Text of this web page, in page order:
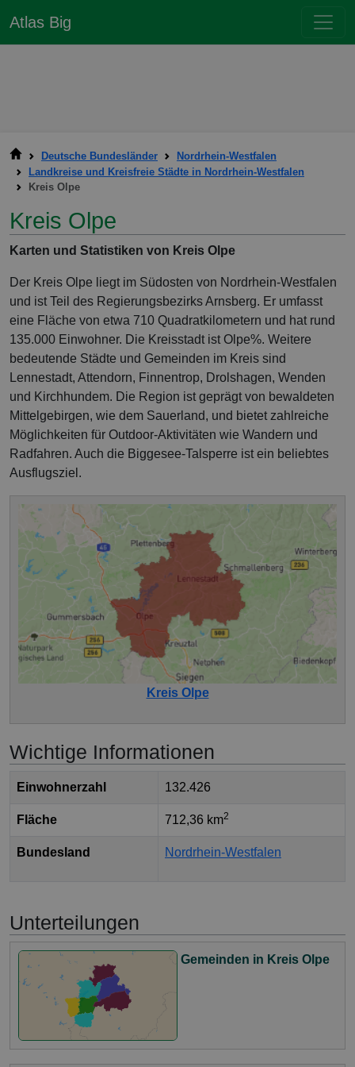
Atlas Big
Deutsche Bundesländer
Nordrhein-Westfalen
Landkreise und Kreisfreie Städte in Nordrhein-Westfalen
Kreis Olpe
Kreis Olpe
Karten und Statistiken von Kreis Olpe
Der Kreis Olpe liegt im Südosten von Nordrhein-Westfalen
und ist Teil des Regierungsbezirks Arnsberg. Er umfasst
eine Fläche von etwa 710 Quadratkilometern und hat rund
135.000 Einwohner. Die Kreisstadt ist Olpe%. Weitere
bedeutende Städte und Gemeinden im Kreis sind
Lennestadt, Attendorn, Finnentrop, Drolshagen, Wenden
und Kirchhundem. Die Region ist geprägt von bewaldeten
Mittelgebirgen, wie dem Sauerland, und bietet zahlreiche
Möglichkeiten für Outdoor-Aktivitäten wie Wandern und
Radfahren. Auch die Biggesee-Talsperre ist ein beliebtes
Ausflugsziel.
Kreis Olpe
Wichtige Informationen
Einwohnerzahl 132.426
Fläche 712,36 km2
Bundesland Nordrhein-Westfalen
Unterteilungen
Gemeinden in Kreis Olpe